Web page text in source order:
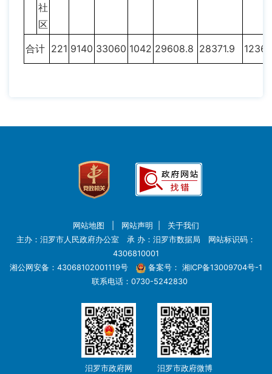
社
区
合计 221 9140 33060 1042 29608.8 28371.9
网站地图 网站声明
关于我们
主办：汨罗市人民政府办公室 承 办：汨罗市数据局 网站标识码：
4306810001
湘公网安备：43068102001119号
备案号： 湘ICP备13009704号-1
联系电话：0730-5242830
汨罗市政府网 汨罗市政府微博